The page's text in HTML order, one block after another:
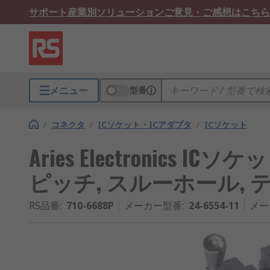
サポート産業別ソリューションご意見・ご感想はこちら
メニュー 型番
/ コネクタ / ICソケット・ICアダプタ / ICソケット
Aries Electronics ICソケ
ピッチ, スルーホール,
RS品番: 710-6688P メーカー型番: 24-6554-11 メ